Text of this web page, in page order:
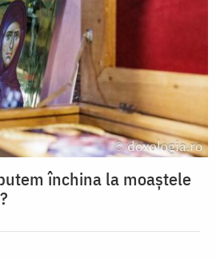
închina la moaștele